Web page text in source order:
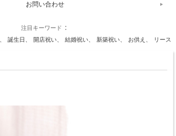
お問い合わせ
注目キーワード
誕生日 開店祝い 結婚祝い 新築祝い お供え リース